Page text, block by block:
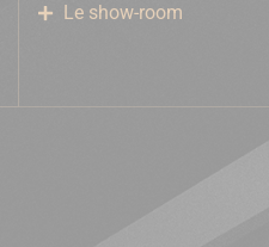
Le show-room